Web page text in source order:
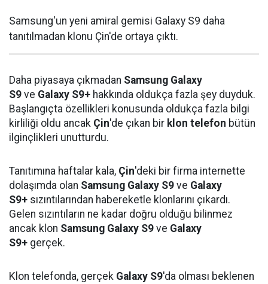
Samsung'un yeni amiral gemisi Galaxy S9 daha
tanıtılmadan klonu Çin'de ortaya çıktı.
Daha piyasaya çıkmadan Samsung Galaxy
S9 ve Galaxy S9+ hakkında oldukça fazla şey duyduk.
Başlangıçta özellikleri konusunda oldukça fazla bilgi
kirliliği oldu ancak Çin'de çıkan bir klon telefon bütün
ilginçlikleri unutturdu.
Tanıtımına haftalar kala, Çin'deki bir firma internette
dolaşımda olan Samsung Galaxy S9 ve Galaxy
S9+ sızıntılarından habereketle klonlarını çıkardı.
Gelen sızıntıların ne kadar doğru olduğu bilinmez
ancak klon Samsung Galaxy S9 ve Galaxy
S9+ gerçek.
Klon telefonda, gerçek Galaxy S9'da olması beklenen